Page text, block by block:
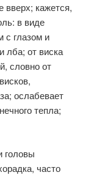
вверх; кажется,
в виде
с глазом и
лба; от виска
словно от
ослабевает
тепла;
головы
часто